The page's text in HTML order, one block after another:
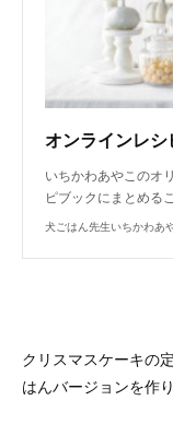
いちかわあやこのオ
ピブックにまとめる
犬ごはん先生いちかわあ
クリスマスケーキの
はんバージョンを作